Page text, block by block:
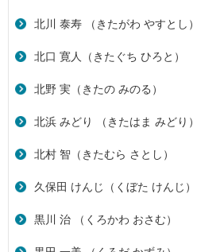
北川 泰寿 （きたがわ やすとし）
北口 寛人（きたぐち ひろと）
北野 実（きたの みのる）
北浜 みどり （きたはま みどり）
北村 智（きたむら さとし）
久保田 けんじ（くぼた けんじ）
黒川 治 （くろかわ おさむ）